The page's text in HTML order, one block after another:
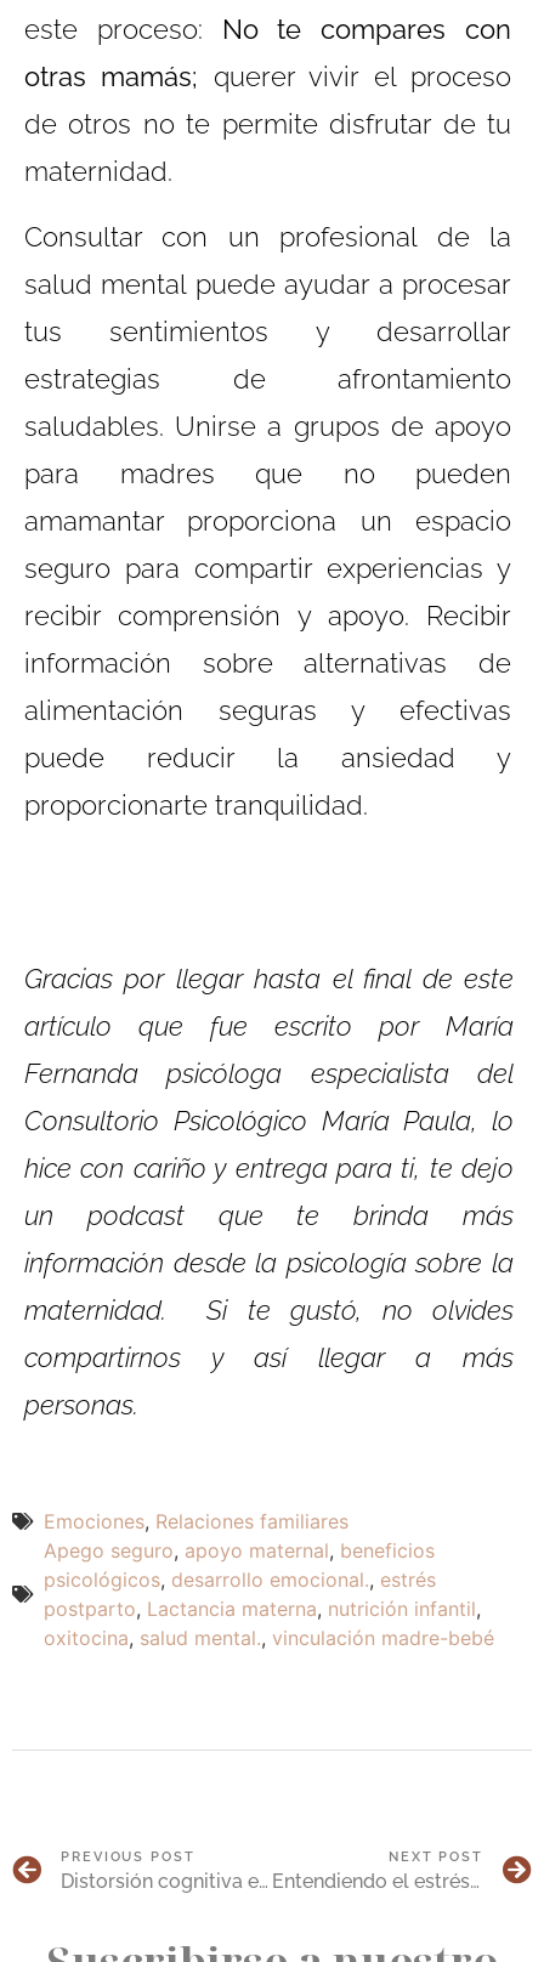
este proceso: No te compares con
otras mamás; querer vivir el proceso
de otros no te permite disfrutar de tu
maternidad.
Consultar con un profesional de la
salud mental puede ayudar a procesar
tus sentimientos y desarrollar
estrategias de afrontamiento
saludables. Unirse a grupos de apoyo
para madres que no pueden
amamantar proporciona un espacio
seguro para compartir experiencias y
recibir comprensión y apoyo. Recibir
información sobre alternativas de
alimentación seguras y efectivas
puede reducir la ansiedad y
proporcionarte tranquilidad.
Gracias por llegar hasta el final de este
artículo que fue escrito por María
Fernanda psicóloga especialista del
Consultorio Psicológico María Paula, lo
hice con cariño y entrega para ti, te dejo
un podcast que te brinda más
información desde la psicología sobre la
maternidad. Site gustó, no olvides
compartirnos y así llegar a más
personas.
Emociones, Relaciones familiares
Apego seguro, apoyo maternal, beneficios
psicológicos, desarrollo emocional., estrés
postparto, Lactancia materna, nutrición infantil,
oxitocina, salud mental., vinculación madre-bebé
PREVIOUS POST
Distorsión cognitiva en trastornos de la conducta alimentaria
NEXT POST
Entendiendo el estrés infantil: Guía para cuidadores